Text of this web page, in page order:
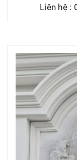
Liên hệ :